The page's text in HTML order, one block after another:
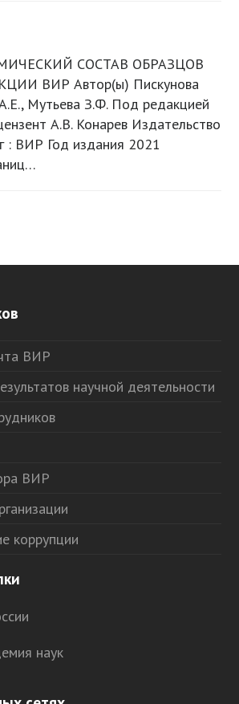
СОСТАВ ОБРАЗЦОВ
ВИР Автор(ы) Пискунова
Мутьева З.Ф. Под редакцией
А.В. Конарев Издательство
: ВИР Год издания 2021
ВИР
научной деятельности
ВИР
коррупции
наук